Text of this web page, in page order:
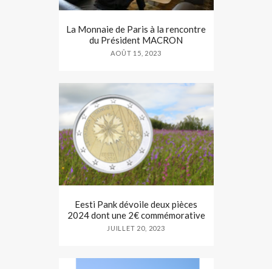
La Monnaie de Paris à la rencontre
du Président MACRON
AOÛT 15, 2023
Eesti Pank dévoile deux pièces
2024 dont une 2€ commémorative
JUILLET 20, 2023